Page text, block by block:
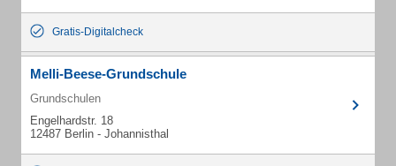
Gratis-Digitalcheck
Melli-Beese-Grundschule
Grundschulen
Engelhardstr. 18
12487 Berlin - Johannisthal